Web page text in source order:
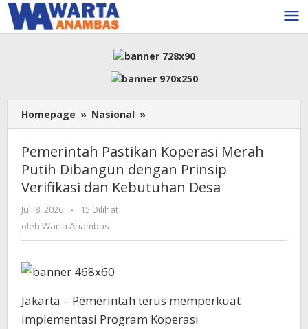
Lewati
ke
konten
Homepage » Nasional »
Pastikan
Merah
Putih
Dibangun
dan
Pemerintah Pastikan Koperasi Merah
Putih Dibangun dengan Prinsip
Verifikasi dan Kebutuhan Desa
Juli 8, 2026
oleh
Warta
-
15 Dilihat
oleh Warta Anambas
Jakarta – Pemerintah terus memperkuat
implementasi Program Koperasi